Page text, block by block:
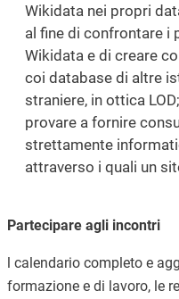
Wikidata nei propri
al fine di confrontare i
Wikidata e di creare
coi database di altre
straniere, in ottica
provare a fornire
strettamente
attraverso i quali un
Partecipare agli incontri
l calendario completo e
formazione e di lavoro, le